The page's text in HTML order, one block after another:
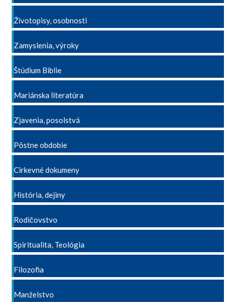
Životopisy, osobnosti
Zamyslenia, výroky
Štúdium Biblie
Mariánska literatúra
Zjavenia, posolstvá
Pôstne obdobie
Cirkevné dokumeny
História, dejiny
Rodičovstvo
Spiritualita, Teológia
Filozofia
Manželstvo